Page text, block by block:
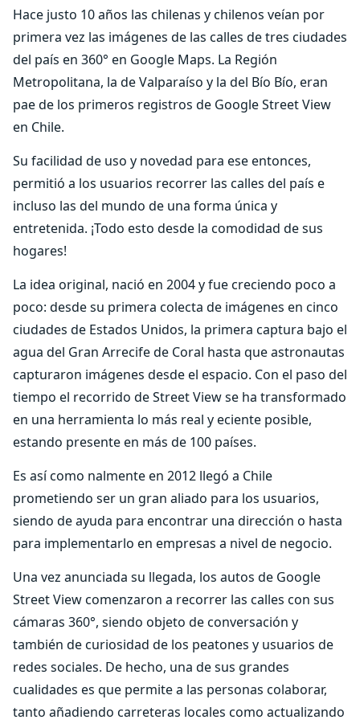
Hace justo 10 años las chilenas y chilenos veían por
primera vez las imágenes de las calles de tres ciudades
del país en 360° en Google Maps. La Región
Metropolitana, la de Valparaíso y la del Bío Bío, eran
pae de los primeros registros de Google Street View
en Chile.
Su facilidad de uso y novedad para ese entonces,
permitió a los usuarios recorrer las calles del país e
incluso las del mundo de una forma única y
entretenida. ¡Todo esto desde la comodidad de sus
hogares!
La idea original, nació en 2004 y fue creciendo poco a
poco: desde su primera colecta de imágenes en cinco
ciudades de Estados Unidos, la primera captura bajo el
agua del Gran Arrecife de Coral hasta que astronautas
capturaron imágenes desde el espacio. Con el paso del
tiempo el recorrido de Street View se ha transformado
en una herramienta lo más real y eciente posible,
estando presente en más de 100 países.
Es así como nalmente en 2012 llegó a Chile
prometiendo ser un gran aliado para los usuarios,
siendo de ayuda para encontrar una dirección o hasta
para implementarlo en empresas a nivel de negocio.
Una vez anunciada su llegada, los autos de Google
Street View comenzaron a recorrer las calles con sus
cámaras 360°, siendo objeto de conversación y
también de curiosidad de los peatones y usuarios de
redes sociales. De hecho, una de sus grandes
cualidades es que permite a las personas colaborar,
tanto añadiendo carreteras locales como actualizando